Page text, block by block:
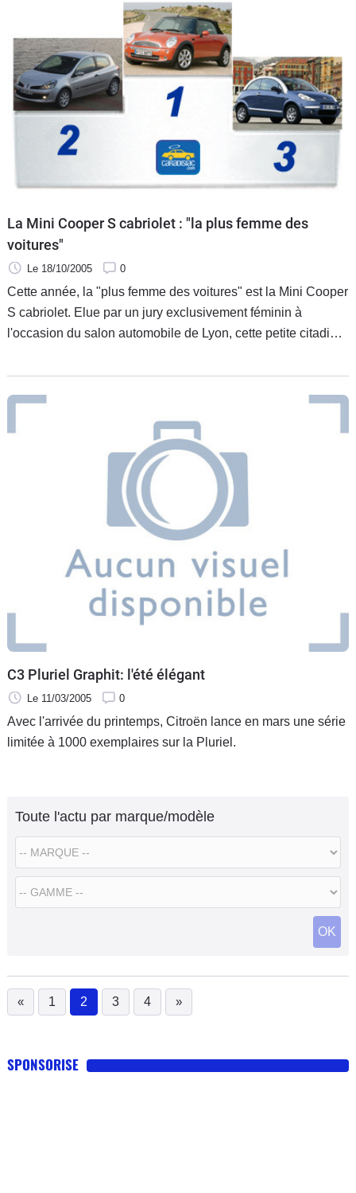
La Mini Cooper S cabriolet : "la plus femme des
voitures"
Le 18/10/2005 0
Cette année, la "plus femme des voitures" est la Mini Cooper
S cabriolet. Elue par un jury exclusivement féminin à
l'occasion du salon automobile de Lyon, cette petite citadine
parmi 15
C3 Pluriel Graphit: l'été élégant
Le 11/03/2005 0
Avec l'arrivée du printemps, Citroën lance en mars une série
limitée à 1000 exemplaires sur la Pluriel.
Toute l'actu par marque/modèle
OK
« 1 2
(current)
3 4 »
SPONSORISE